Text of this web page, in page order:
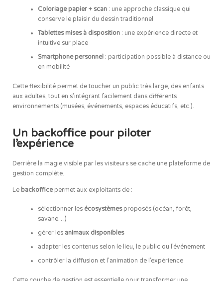
Coloriage papier + scan: une approche classique qui
conserve le plaisir du dessin traditionnel
Tablettes mises à disposition: une expérience directe et
intuitive sur place
Smartphone personnel: participation possible à distance ou
en mobilité
Cette flexibilité permet de toucher un public très large, des enfants
aux adultes, tout en s’intégrant facilement dans différents
environnements (musées, événements, espaces éducatifs, etc.).
Un backoffice pour piloter
l’expérience
Derrière la magie visible par les visiteurs se cache une plateforme de
gestion complète.
Le backofficepermet aux exploitants de :
sélectionner les écosystèmesproposés (océan, forêt,
savane…)
gérer les animaux disponibles
adapter les contenus selon le lieu, le public ou l’événement
contrôler la diffusion et l’animation de l’expérience